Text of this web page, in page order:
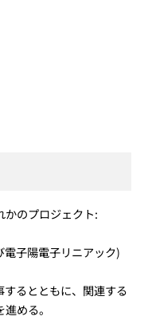
かのプロジェクト:
電子陽電子リニアック)
るとともに、関連する
める。